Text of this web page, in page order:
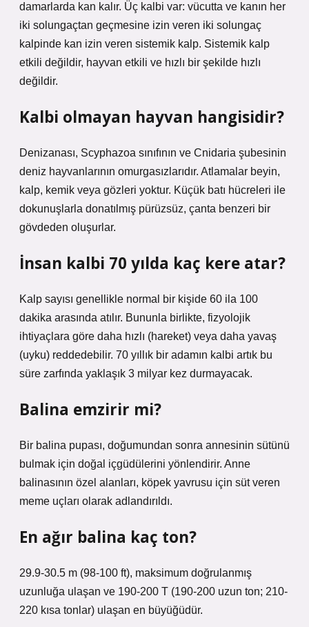
damarlarda kan kalır. Üç kalbi var: vücutta ve kanın her
iki solungaçtan geçmesine izin veren iki solungaç
kalpinde kan izin veren sistemik kalp. Sistemik kalp
etkili değildir, hayvan etkili ve hızlı bir şekilde hızlı
değildir.
Kalbi olmayan hayvan hangisidir?
Denizanası, Scyphazoa sınıfının ve Cnidaria şubesinin
deniz hayvanlarının omurgasızlarıdır. Atlamalar beyin,
kalp, kemik veya gözleri yoktur. Küçük batı hücreleri ile
dokunuşlarla donatılmış pürüzsüz, çanta benzeri bir
gövdeden oluşurlar.
İnsan kalbi 70 yılda kaç kere atar?
Kalp sayısı genellikle normal bir kişide 60 ila 100
dakika arasında atılır. Bununla birlikte, fizyolojik
ihtiyaçlara göre daha hızlı (hareket) veya daha yavaş
(uyku) reddedebilir. 70 yıllık bir adamın kalbi artık bu
süre zarfında yaklaşık 3 milyar kez durmayacak.
Balina emzirir mi?
Bir balina pupası, doğumundan sonra annesinin sütünü
bulmak için doğal içgüdülerini yönlendirir. Anne
balinasının özel alanları, köpek yavrusu için süt veren
meme uçları olarak adlandırıldı.
En ağır balina kaç ton?
29.9-30.5 m (98-100 ft), maksimum doğrulanmış
uzunluğa ulaşan ve 190-200 T (190-200 uzun ton; 210-
220 kısa tonlar) ulaşan en büyüğüdür.